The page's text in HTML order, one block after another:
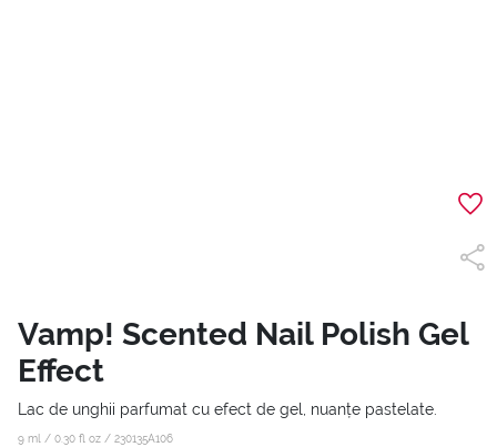
Vamp! Scented Nail Polish Gel
Effect
Lac de unghii parfumat cu efect de gel, nuanțe pastelate.
9 ml / 0.30 fl oz / 230135A106